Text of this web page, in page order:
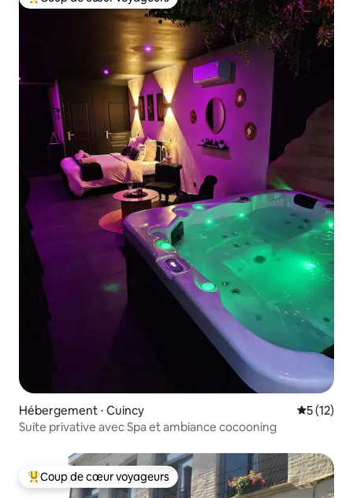
Coups de cœur voyageurs les plus appréciés
Hébergement ⋅ Cuincy
5 (12)
Suite privative avec Spa et ambiance cocooning
Coups de cœur voyageurs les plus appréciés
Coup de cœur voyageurs